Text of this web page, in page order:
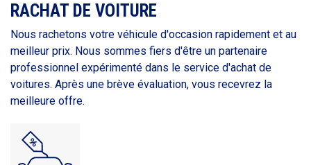
RACHAT DE VOITURE
Nous rachetons votre véhicule d'occasion rapidement et au
meilleur prix. Nous sommes fiers d'être un partenaire
professionnel expérimenté dans le service d'achat de
voitures. Après une brève évaluation, vous recevrez la
meilleure offre.